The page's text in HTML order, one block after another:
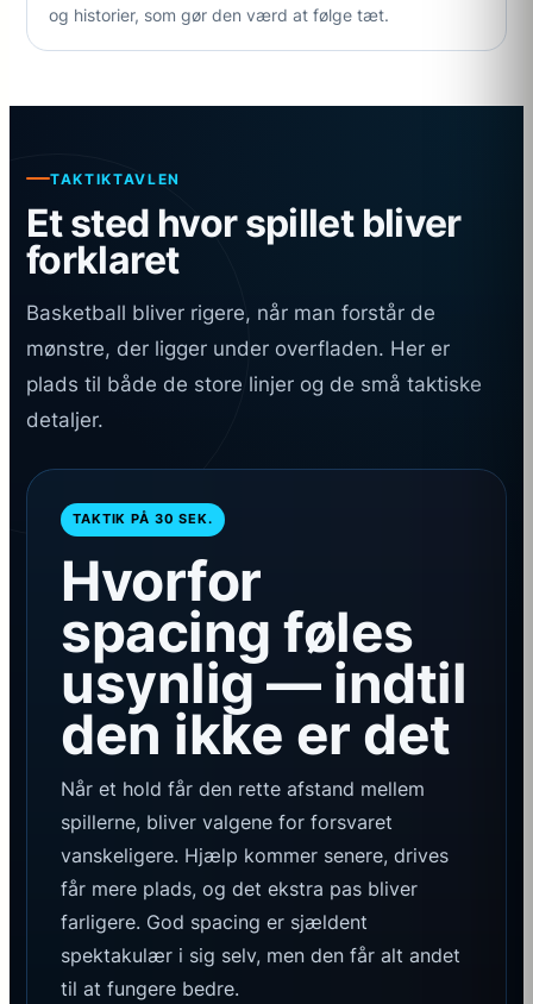
og historier, som gør den værd at følge tæt.
TAKTIKTAVLEN
Et sted hvor spillet bliver
forklaret
Basketball bliver rigere, når man forstår de
mønstre, der ligger under overfladen. Her er
plads til både de store linjer og de små taktiske
detaljer.
TAKTIK PÅ 30 SEK.
Hvorfor
spacing føles
usynlig — indtil
den ikke er det
Når et hold får den rette afstand mellem
spillerne, bliver valgene for forsvaret
vanskeligere. Hjælp kommer senere, drives
får mere plads, og det ekstra pas bliver
farligere. God spacing er sjældent
spektakulær i sig selv, men den får alt andet
til at fungere bedre.